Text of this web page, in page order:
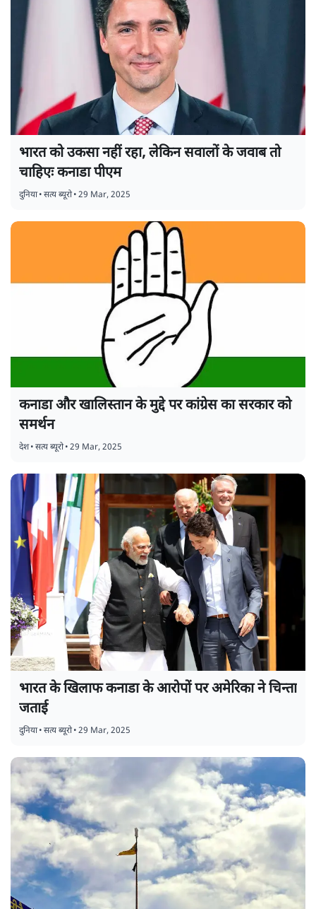
भारत को उकसा नहीं रहा, लेकिन सवालों के जवाब तो
चाहिएः कनाडा पीएम
दुनिया•सत्य ब्यूरो•29 Mar, 2025
कनाडा और खालिस्तान के मुद्दे पर कांग्रेस का सरकार को
समर्थन
देश•सत्य ब्यूरो•29 Mar, 2025
भारत के खिलाफ कनाडा के आरोपों पर अमेरिका ने चिन्ता
जताई
दुनिया•सत्य ब्यूरो•29 Mar, 2025